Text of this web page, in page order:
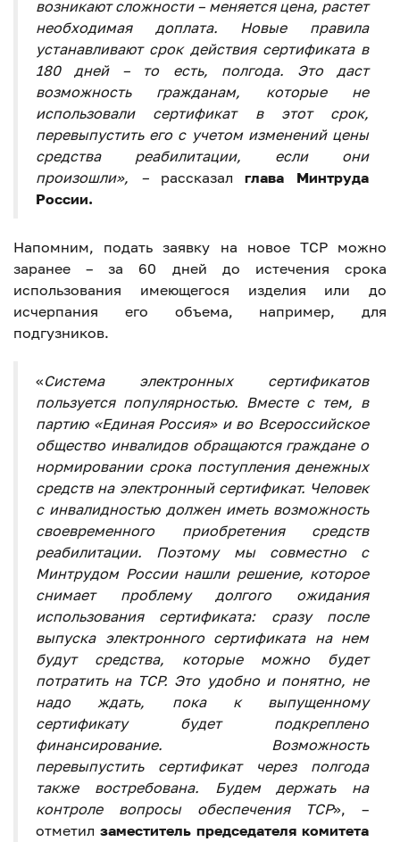
возникают сложности – меняется цена, растет
необходимая доплата. Новые правила
устанавливают срок действия сертификата в
180 дней – то есть, полгода. Это даст
возможность гражданам, которые не
использовали сертификат в этот срок,
перевыпустить его с учетом изменений цены
средства реабилитации, если они
произошли», – рассказалглава Минтруда
России.
Напомним, подать заявку на новое ТСР можно
заранее – за 60 дней до истечения срока
использования имеющегося изделия или до
исчерпания его объема, например, для
подгузников.
«Система электронных сертификатов
пользуется популярностью. Вместе с тем, в
партию «Единая Россия» и во Всероссийское
общество инвалидов обращаются граждане о
нормировании срока поступления денежных
средств на электронный сертификат. Человек
с инвалидностью должен иметь возможность
своевременного приобретения средств
реабилитации. Поэтому мы совместно с
Минтрудом России нашли решение, которое
снимает проблему долгого ожидания
использования сертификата: сразу после
выпуска электронного сертификата на нем
будут средства, которые можно будет
потратить на ТСР. Это удобно и понятно, не
надо ждать, пока к выпущенному
сертификату будет подкреплено
финансирование. Возможность
перевыпустить сертификат через полгода
также востребована. Будем держать на
контроле вопросы обеспечения ТСР», –
отметил заместитель председателя комитета